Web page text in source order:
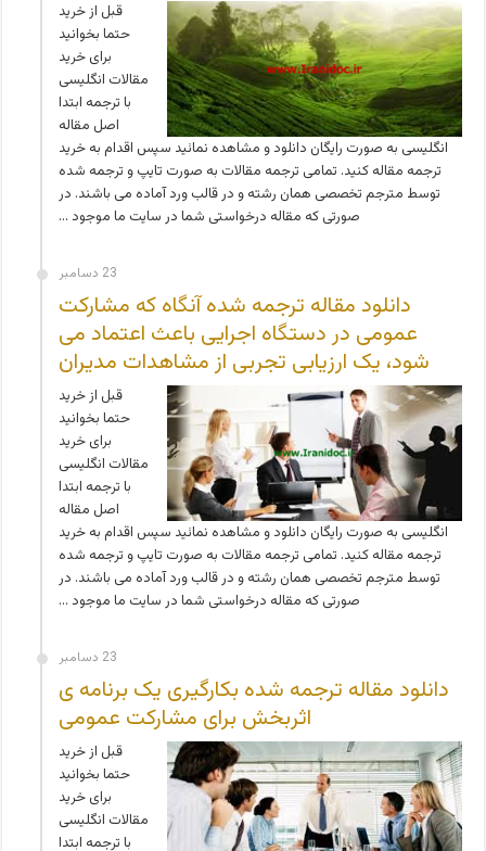
قبل از خرید
حتما بخوانید
برای خرید
مقالات انگلیسی
با ترجمه ابتدا
اصل مقاله
انگلیسی به صورت رایگان دانلود و مشاهده نمائید سپس اقدام به خرید
ترجمه مقاله کنید. تمامی ترجمه مقالات به صورت تایپ و ترجمه شده
توسط مترجم تخصصی همان رشته و در قالب ورد آماده می باشند. در
صورتی که مقاله درخواستی شما در سایت ما موجود …
23 دسامبر
دانلود مقاله ترجمه شده آنگاه که مشارکت
عمومی در دستگاه اجرایی باعث اعتماد می
شود، یک ارزیابی تجربی از مشاهدات مدیران
قبل از خرید
حتما بخوانید
برای خرید
مقالات انگلیسی
با ترجمه ابتدا
اصل مقاله
انگلیسی به صورت رایگان دانلود و مشاهده نمائید سپس اقدام به خرید
ترجمه مقاله کنید. تمامی ترجمه مقالات به صورت تایپ و ترجمه شده
توسط مترجم تخصصی همان رشته و در قالب ورد آماده می باشند. در
صورتی که مقاله درخواستی شما در سایت ما موجود …
23 دسامبر
دانلود مقاله ترجمه شده بکارگیری یک برنامه ی
اثربخش برای مشارکت عمومی
قبل از خرید
حتما بخوانید
برای خرید
مقالات انگلیسی
با ترجمه ابتدا